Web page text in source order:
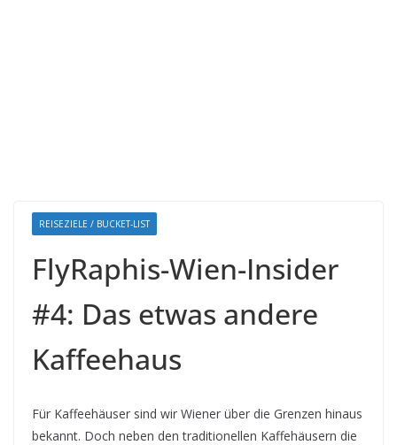
REISEZIELE / BUCKET-LIST
FlyRaphis-Wien-Insider
#4: Das etwas andere
Kaffeehaus
Für Kaffeehäuser sind wir Wiener über die Grenzen hinaus
bekannt. Doch neben den traditionellen Kaffehäusern die